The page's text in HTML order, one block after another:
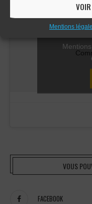
Mentions
Cliquez sur
VOUS
FACEBOOK